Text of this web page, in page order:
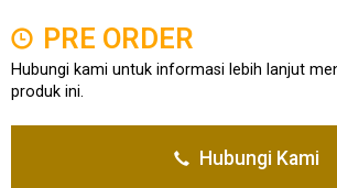
PRE ORDER
Hubungi kami untuk informasi lebih lanjut
produk ini.
Hubungi Kami